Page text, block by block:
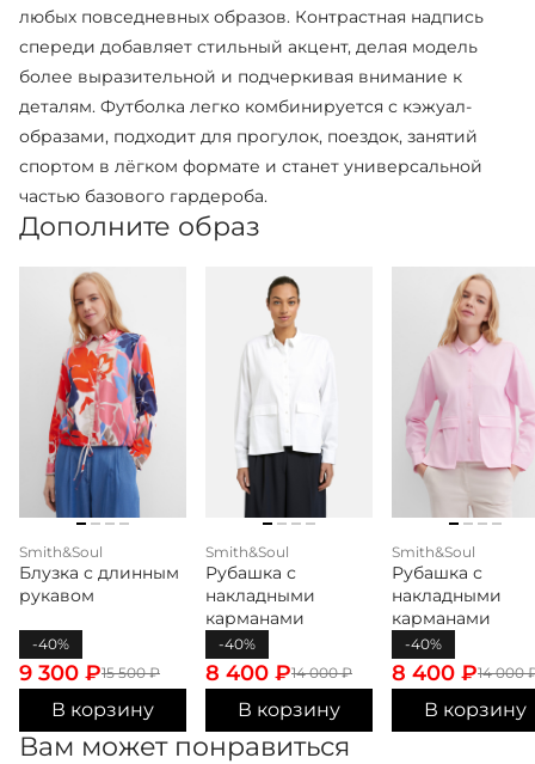
любых повседневных образов. Контрастная надпись
спереди добавляет стильный акцент, делая модель
более выразительной и подчеркивая внимание к
деталям. Футболка легко комбинируется с кэжуал-
образами, подходит для прогулок, поездок, занятий
спортом в лёгком формате и станет универсальной
частью базового гардероба.
Дополните образ
Smith&Soul
Блузка с длинным
рукавом
-40%
15 500₽
9 300 ₽
В корзину
Smith&Soul
Рубашка с
накладными
карманами
-40%
14 000₽
8 400 ₽
В корзину
Smith&Soul
Рубашка с
накладными
карманами
-40%
14 000
8 400 ₽
В корзину
Вам может понравиться